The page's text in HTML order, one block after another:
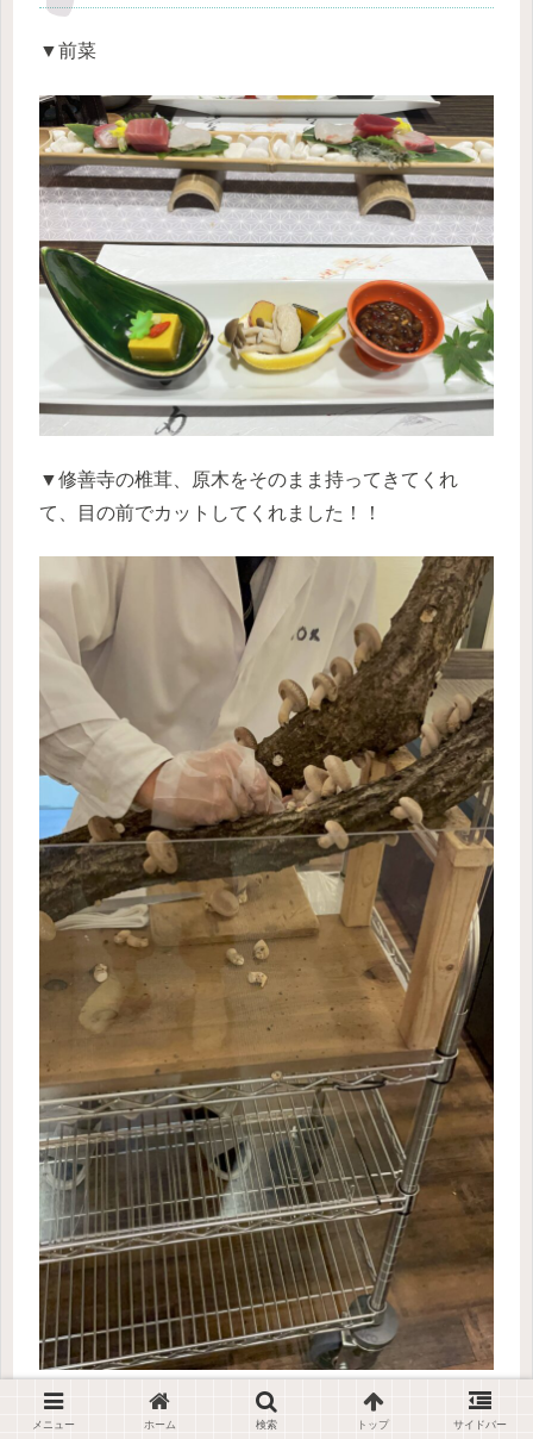
▼前菜
▼修善寺の椎茸、原木をそのまま持ってきてくれ
て、目の前でカットしてくれました！！
あとでしゃぶしゃぶでいただきます。
メニュー ホーム 検索 トップ サイドバー